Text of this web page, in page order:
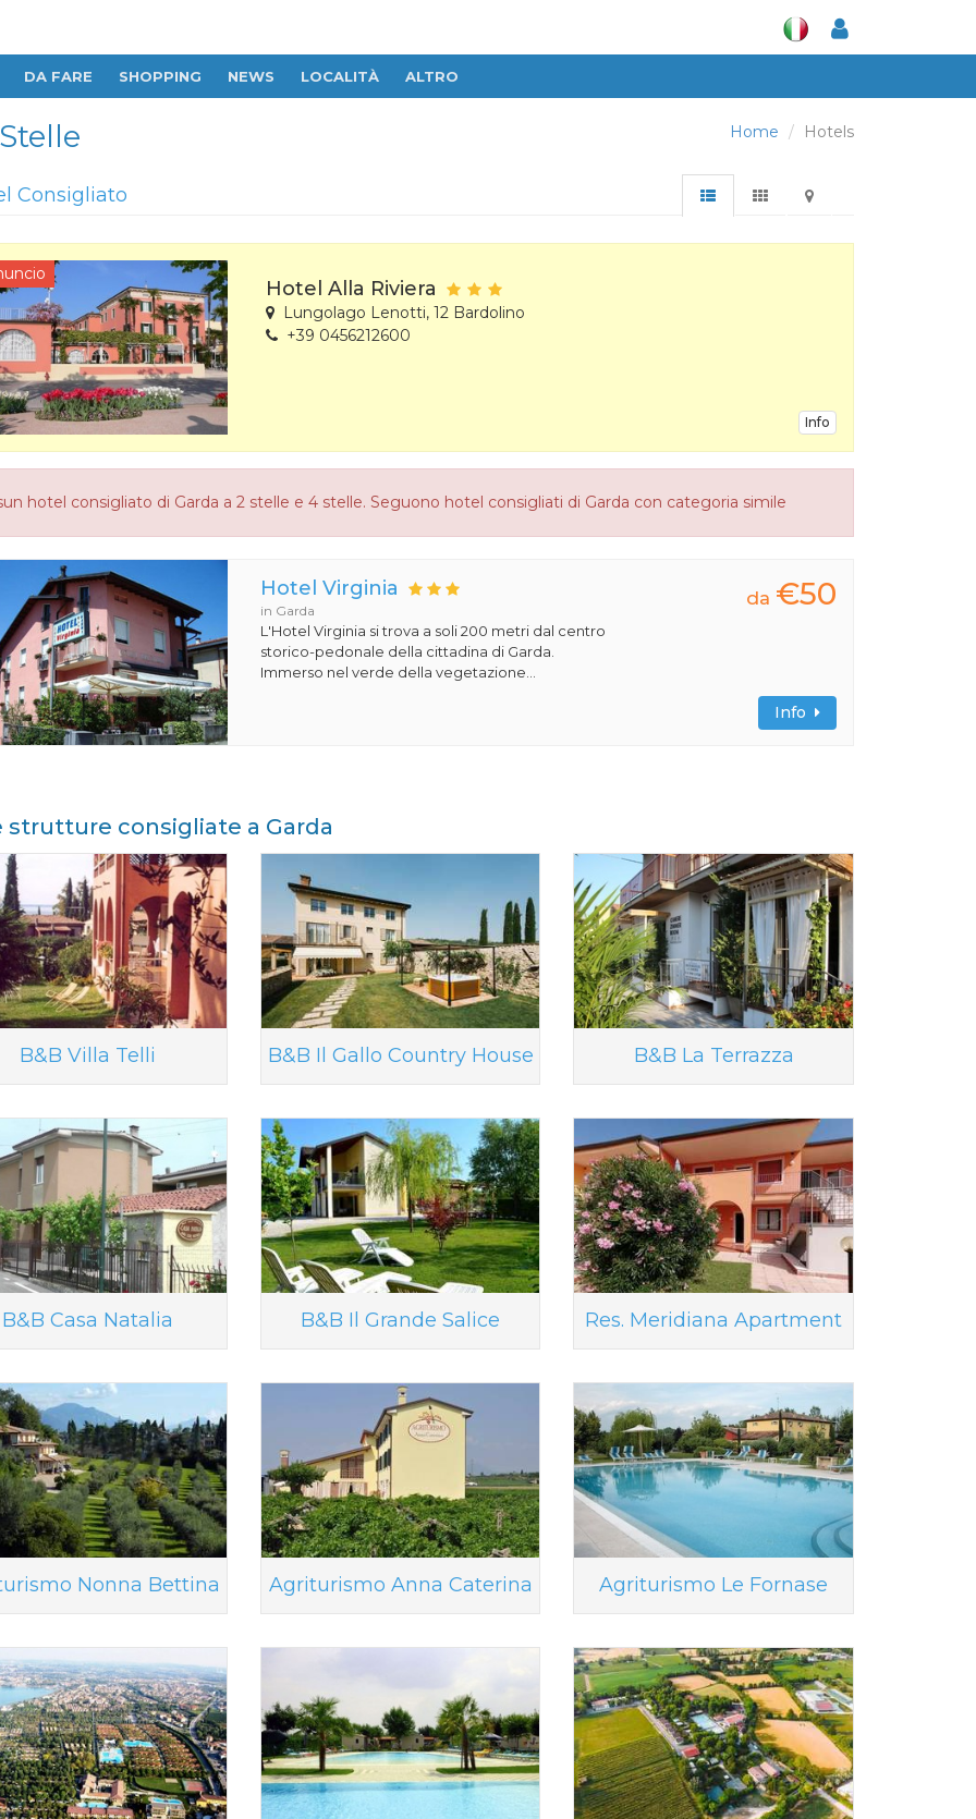
DA FARE SHOPPING NEWS LOCALITÀ ALTRO
Home Hotels
Consigliato
Hotel Alla Riviera
Lungolago Lenotti, 12 Bardolino
+39 0456212600
Info
hotel consigliato di Garda a 2 stelle e 4 stelle. Seguono hotel consigliati di Garda con categoria simile
Hotel Virginia
in Garda
L'Hotel Virginia si trova a soli 200 metri dal centro
storico-pedonale della cittadina di Garda.
Immerso nel verde della vegetazione...
da €50
Info
strutture consigliate a Garda
B&B Villa Telli B&B Il Gallo Country House B&B La Terrazza
B&B Casa Natalia B&B Il Grande Salice Res. Meridiana Apartment
Nonna Bettina Agriturismo Anna Caterina Agriturismo Le Fornase